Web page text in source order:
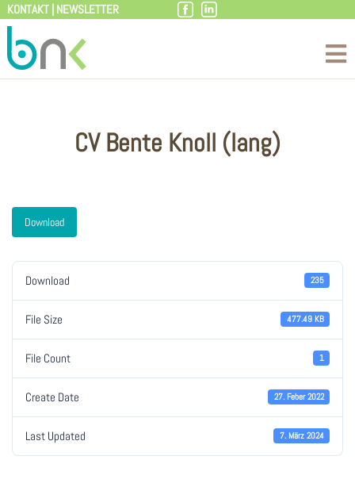
Zum
Inhalt
KONTAKT| NEWSLETTER
CV Bente Knoll (lang)
Download
Download 235
File Size 477.49 KB
File Count 1
Create Date 27. Feber 2022
Last Updated 7. März 2024